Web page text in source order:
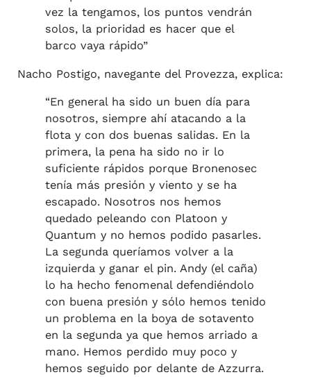
vez la tengamos, los puntos vendrán
solos, la prioridad es hacer que el
barco vaya rápido”
Nacho Postigo, navegante del Provezza, explica:
“En general ha sido un buen día para
nosotros, siempre ahí atacando a la
flota y con dos buenas salidas. En la
primera, la pena ha sido no ir lo
suficiente rápidos porque Bronenosec
tenía más presión y viento y se ha
escapado. Nosotros nos hemos
quedado peleando con Platoon y
Quantum y no hemos podido pasarles.
La segunda queríamos volver a la
izquierda y ganar el pin. Andy (el caña)
lo ha hecho fenomenal defendiéndolo
con buena presión y sólo hemos tenido
un problema en la boya de sotavento
en la segunda ya que hemos arriado a
mano. Hemos perdido muy poco y
hemos seguido por delante de Azzurra.